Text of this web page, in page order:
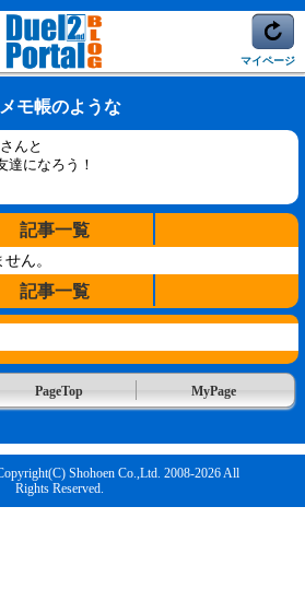
マイページ
メモ帳のような
さんと
達になろう！
記事一覧
ん。
記事一覧
PageTop MyPage
Shohoen Co.,Ltd. 2008-2026 All
Rights Reserved.